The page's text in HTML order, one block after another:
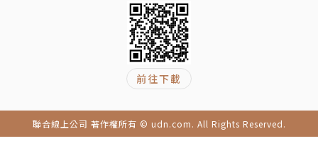
前往下載
聯合線上公司 著作權所有 © udn.com. All Rights Reserved.